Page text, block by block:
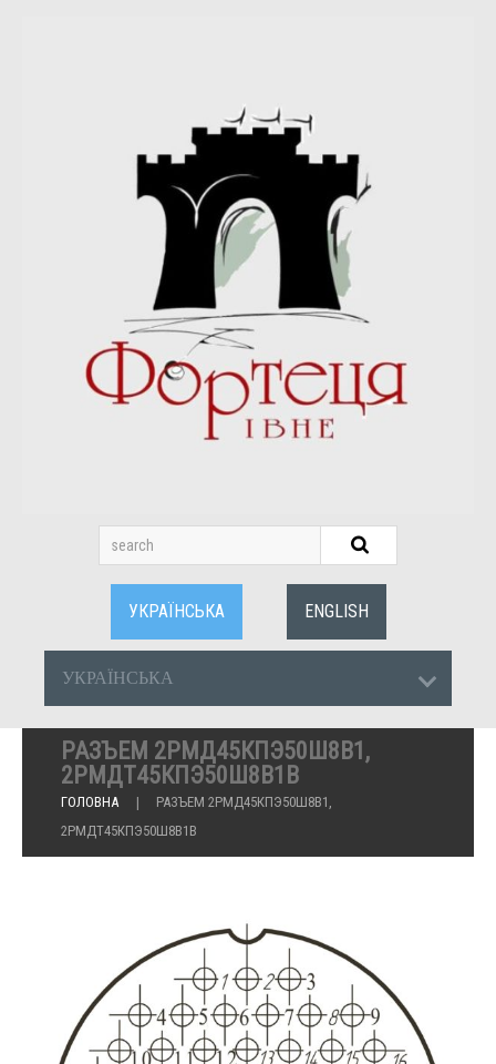
УКРАЇНСЬКА ENGLISH
УКРАЇНСЬКА
РАЗЪЕМ 2РМД45КПЭ50Ш8В1,
2РМДТ45КПЭ50Ш8В1В
ГОЛОВНА
РАЗЪЕМ 2РМД45КПЭ50Ш8В1,
2РМДТ45КПЭ50Ш8В1В